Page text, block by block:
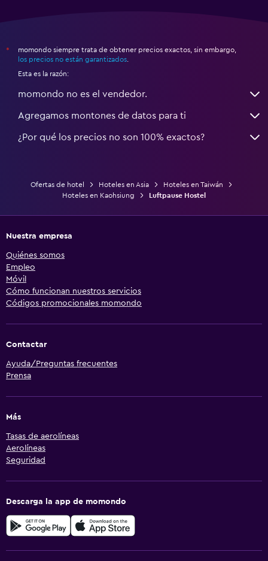
*
momondo siempre trata de obtener precios exactos, sin embargo,
los precios no están garantizados
Esta es la razón:
momondo no es el vendedor.
Agregamos montones de datos para ti
¿Por qué los precios no son 100% exactos?
Ofertas de hotel Hoteles en Asia
Hoteles en Taiwán
Hoteles en Kaohsiung
Luftpause Hostel
Nuestra empresa
Quiénes somos
Empleo
Móvil
Cómo funcionan nuestros servicios
Códigos promocionales momondo
Contactar
Ayuda/Preguntas frecuentes
Prensa
Más
Tasas de aerolíneas
Aerolíneas
Seguridad
Descarga la app de momondo